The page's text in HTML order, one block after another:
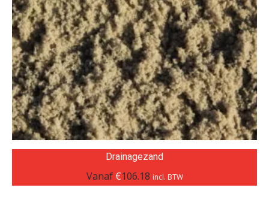
Drainagezand
Vanaf €106.18 incl. BTW